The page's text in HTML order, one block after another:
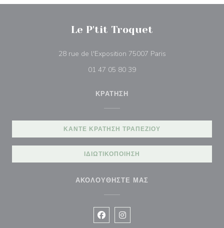
Le P'tit Troquet
28 rue de l'Exposition 75007 Paris((ανοίγει σε νέο
01 47 05 80 39
ΚΡΆΤΗΣΗ
ΚΆΝΤΕ ΚΡΆΤΗΣΗ ΤΡΑΠΕΖΙΟΎ
ΙΔΙΩΤΙΚΟΠΟΊΗΣΗ
ΑΚΟΛΟΥΘΉΣΤΕ ΜΑΣ
Facebook ((ανοίγει σε νέο
Instagram ((ανοίγει σε νέο